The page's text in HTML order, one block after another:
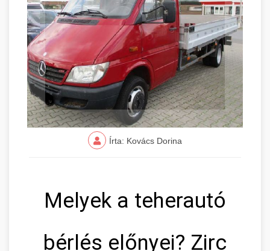
Írta: Kovács Dorina
Melyek a teherautó
bérlés előnyei? Zirc